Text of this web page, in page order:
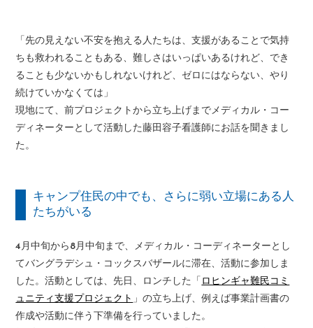
「先の見えない不安を抱える人たちは、支援があることで気持
ちも救われることもある、難しさはいっぱいあるけれど、でき
ることも少ないかもしれないけれど、ゼロにはならない、やり
続けていかなくては」
現地にて、前プロジェクトから立ち上げまでメディカル・コー
ディネーターとして活動した藤田容子看護師にお話を聞きまし
た。
キャンプ住民の中でも、さらに弱い立場にある人
たちがいる
4月中旬から8月中旬まで、メディカル・コーディネーターとし
てバングラデシュ・コックスバザールに滞在、活動に参加しま
した。活動としては、先日、ロンチした「 ロヒンギャ難民コミ
ュニティ支援プロジェクト 」の立ち上げ、例えば事業計画書の
作成や活動に伴う下準備を行っていました。